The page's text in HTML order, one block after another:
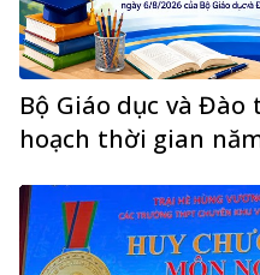
Bộ Giáo dục và Đào
hoạch thời gian